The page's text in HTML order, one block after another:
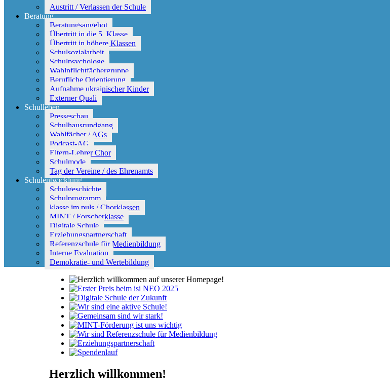
Austritt / Verlassen der Schule
Beratung
Beratungsangebot
Übertritt in die 5. Klasse
Übertritt in höhere Klassen
Schulsozialarbeit
Schulpsychologe
Wahlpflichtfächergruppe
Berufliche Orientierung
Aufnahme ukrainischer Kinder
Externer Quali
Schulleben
Presseschau
Schulhausrundgang
Wahlfächer / AGs
Podcast-AG
Eltern-Lehrer Chor
Schulmode
Tag der Vereine / des Ehrenamts
Schulentwicklung
Schulgeschichte
Schulprogramm
klasse.im.puls / Chorklassen
MINT / Forscherklasse
Digitale Schule
Erziehungspartnerschaft
Referenzschule für Medienbildung
Interne Evaluation
Demokratie- und Wertebildung
Herzlich willkommen!